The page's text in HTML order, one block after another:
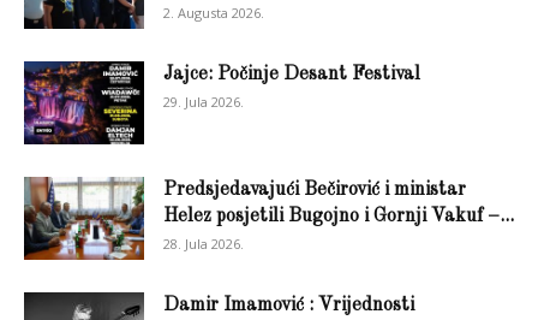
2. Augusta 2026.
Jajce: Počinje Desant Festival
29. Jula 2026.
Predsjedavajući Bečirović i ministar
Helez posjetili Bugojno i Gornji Vakuf –...
28. Jula 2026.
Damir Imamović : Vrijednosti